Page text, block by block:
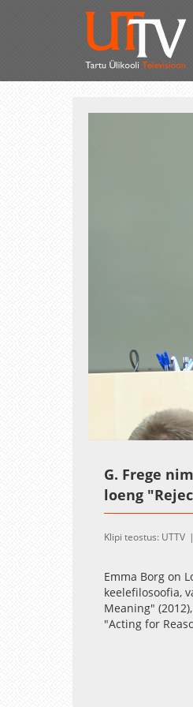
UnmuteLoaded:
0.41%
G. Frege
loeng
Klipi teostus: UTTV
Emma Borg on
keelefilosoofia,
Meaning"
"Acting for